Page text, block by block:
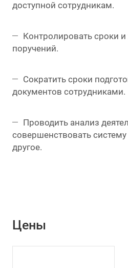
доступной сотрудникам.
Контролировать сроки
поручений.
Сократить сроки
документов сотрудниками.
Проводить анализ
совершенствовать
другое.
Цены